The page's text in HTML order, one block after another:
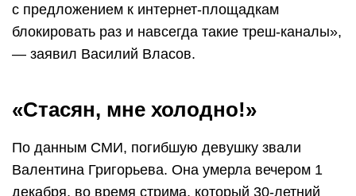
с предложением к интернет-площадкам
блокировать раз и навсегда такие треш-каналы»,
— заявил Василий Власов.
«Стасян, мне холодно!»
По данным СМИ, погибшую девушку звали
Валентина Григорьева. Она умерла вечером 1
декабря, во время стрима, который 30-летний